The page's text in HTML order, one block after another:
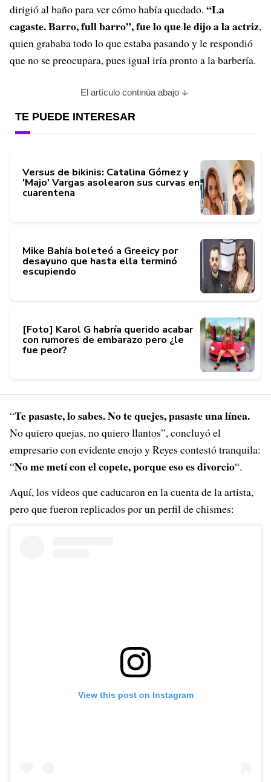
dirigió al baño para ver cómo había quedado. “La
cagaste. Barro, full barro”, fue lo que le dijo a la actriz,
quien grababa todo lo que estaba pasando y le respondió
que no se preocupara, pues igual iría pronto a la barbería.
El artículo continúa abajo
TE PUEDE INTERESAR
Versus de bikinis: Catalina Gómez y
'Majo' Vargas asolearon sus curvas en
cuarentena
Mike Bahía boleteó a Greeicy por
desayuno que hasta ella terminó
escupiendo
[Foto] Karol G habría querido acabar
con rumores de embarazo pero ¿le
fue peor?
“Te pasaste, lo sabes. No te quejes, pasaste una línea.
No quiero quejas, no quiero llantos”, concluyó el
empresario con evidente enojo y Reyes contestó tranquila:
“No me metí con el copete, porque eso es divorcio“.
Aquí, los videos que caducaron en la cuenta de la artista,
pero que fueron replicados por un perfil de chismes:
View this post on Instagram